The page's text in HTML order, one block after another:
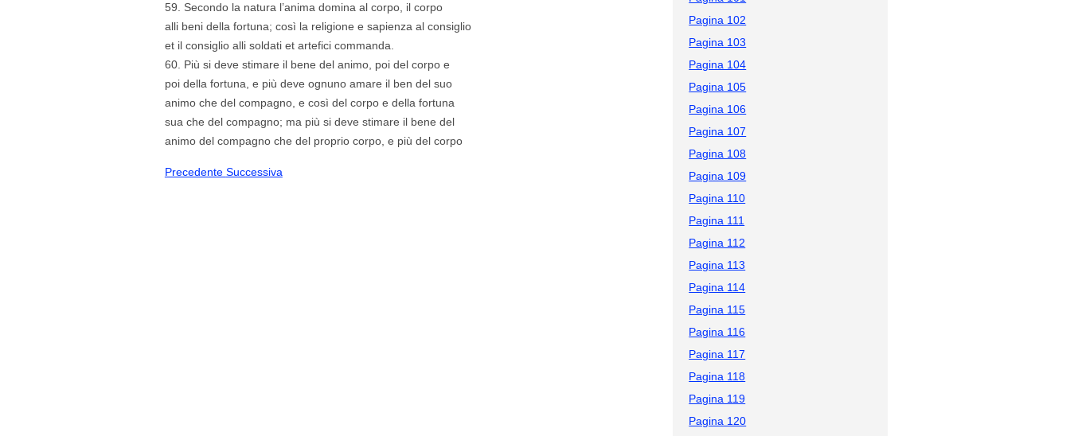
59. Secondo la natura l’anima domina al corpo, il corpo
alli beni della fortuna; così la religione e sapienza al consiglio
et il consiglio alli soldati et artefici commanda.
60. Più si deve stimare il bene del animo, poi del corpo e
poi della fortuna, e più deve ognuno amare il ben del suo
animo che del compagno, e così del corpo e della fortuna
sua che del compagno; ma più si deve stimare il bene del
animo del compagno che del proprio corpo, e più del corpo
Precedente Successiva
Pagina 102
Pagina 103
Pagina 104
Pagina 105
Pagina 106
Pagina 107
Pagina 108
Pagina 109
Pagina 110
Pagina 111
Pagina 112
Pagina 113
Pagina 114
Pagina 115
Pagina 116
Pagina 117
Pagina 118
Pagina 119
Pagina 120